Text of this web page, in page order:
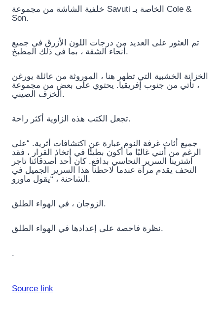
خلفية الشاشة من مجموعة Savuti الخاصة بـ Cole &
Son.
تم العثور على العديد من درجات اللون الأزرق في جميع
أنحاء الشقة ، بما في ذلك المطبخ.
الخزانة الخشبية التي تظهر هنا ، الموروثة من عائلة يورغن
، تأتي من جنوب إفريقيا. يحتوي على بعض من مجموعة
الخزف الصيني.
تجعل الكتب هذه الزاوية أكثر راحة.
جميع أثاث غرفة النوم عبارة عن اكتشافات أثرية. “على
الرغم من أنني غالبًا ما أكون بطيئًا في اتخاذ القرار ، فقد
اشترينا السرير النحاسي بدافع. كان أحد أصدقائنا تاجر
التحف يقدم مرآة عندما لاحظنا هذا السرير الجميل في
الشاحنة ، “يقول ماورو.
الزوجان ، في الهواء الطلق.
نظرة فاحصة على إعدادها في الهواء الطلق.
.
Source link